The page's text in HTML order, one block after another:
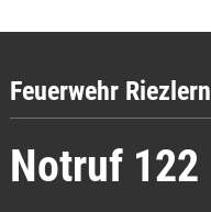
Feuerwehr Riezlern
Notruf 122